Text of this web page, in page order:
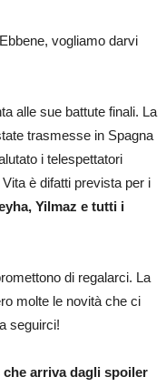
vogliamo darvi
alle sue battute finali. La
trasmesse in Spagna
i telespettatori
è difatti prevista per i
Yilmaz e tutti i
di regalarci. La
molte le novità che ci
seguirci!
che arriva dagli spoiler